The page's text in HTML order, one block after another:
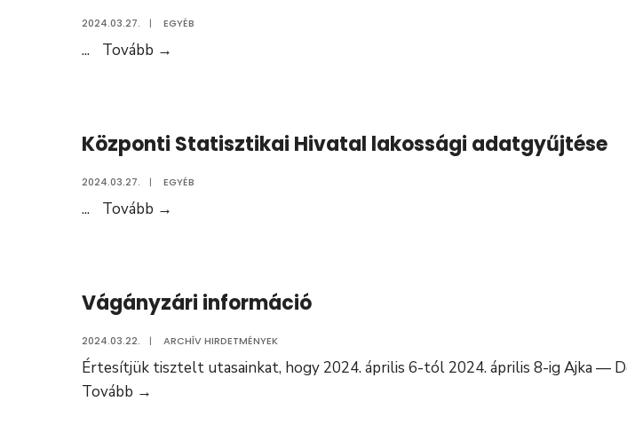
2024.03.27. | EGYÉB
... Tovább →
adatgyűjtése
Központi Statisztikai Hivatal lakossági adatgyűjtése
2024.03.27. | EGYÉB
... Tovább →
adatgyűjtése
Vágányzári információ
2024.03.22. | ARCHÍV HIRDETMÉNYEK
Értesítjük tisztelt utasainkat, hogy 2024. április 6-tól 2024. április 8-ig Ajka —
Tovább →